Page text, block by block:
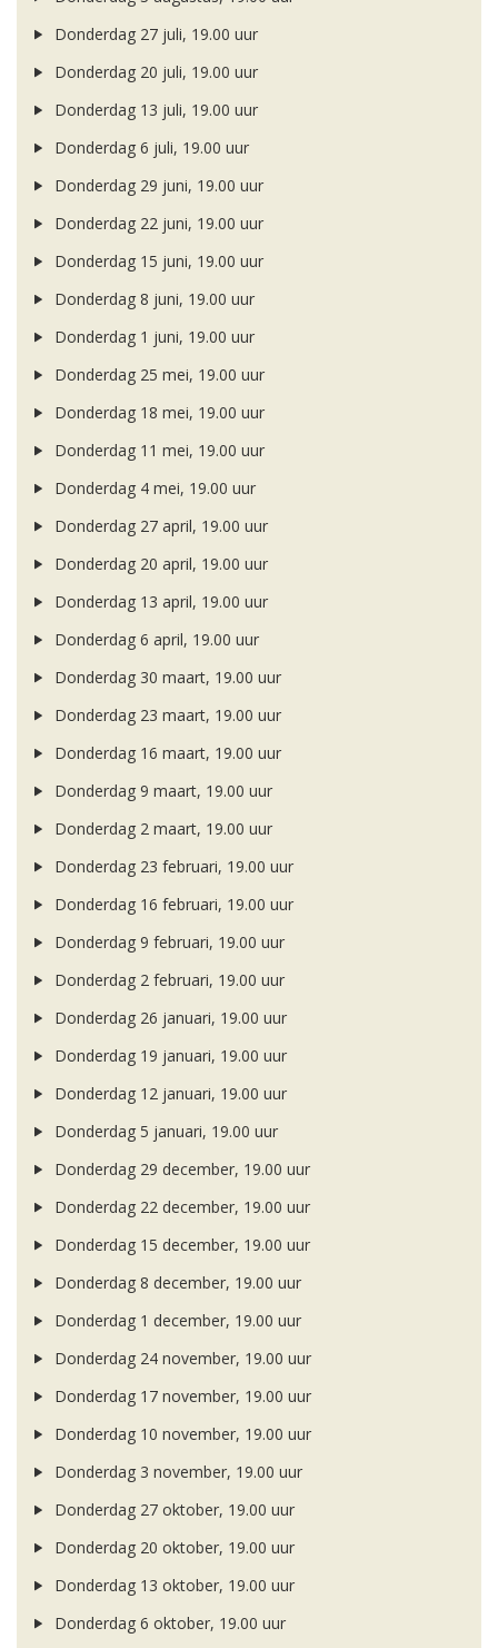
Donderdag 27 juli, 19.00 uur
Donderdag 20 juli, 19.00 uur
Donderdag 13 juli, 19.00 uur
Donderdag 6 juli, 19.00 uur
Donderdag 29 juni, 19.00 uur
Donderdag 22 juni, 19.00 uur
Donderdag 15 juni, 19.00 uur
Donderdag 8 juni, 19.00 uur
Donderdag 1 juni, 19.00 uur
Donderdag 25 mei, 19.00 uur
Donderdag 18 mei, 19.00 uur
Donderdag 11 mei, 19.00 uur
Donderdag 4 mei, 19.00 uur
Donderdag 27 april, 19.00 uur
Donderdag 20 april, 19.00 uur
Donderdag 13 april, 19.00 uur
Donderdag 6 april, 19.00 uur
Donderdag 30 maart, 19.00 uur
Donderdag 23 maart, 19.00 uur
Donderdag 16 maart, 19.00 uur
Donderdag 9 maart, 19.00 uur
Donderdag 2 maart, 19.00 uur
Donderdag 23 februari, 19.00 uur
Donderdag 16 februari, 19.00 uur
Donderdag 9 februari, 19.00 uur
Donderdag 2 februari, 19.00 uur
Donderdag 26 januari, 19.00 uur
Donderdag 19 januari, 19.00 uur
Donderdag 12 januari, 19.00 uur
Donderdag 5 januari, 19.00 uur
Donderdag 29 december, 19.00 uur
Donderdag 22 december, 19.00 uur
Donderdag 15 december, 19.00 uur
Donderdag 8 december, 19.00 uur
Donderdag 1 december, 19.00 uur
Donderdag 24 november, 19.00 uur
Donderdag 17 november, 19.00 uur
Donderdag 10 november, 19.00 uur
Donderdag 3 november, 19.00 uur
Donderdag 27 oktober, 19.00 uur
Donderdag 20 oktober, 19.00 uur
Donderdag 13 oktober, 19.00 uur
Donderdag 6 oktober, 19.00 uur